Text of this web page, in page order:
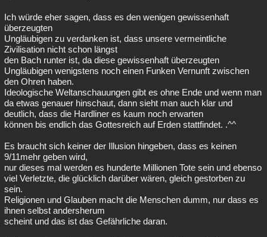
Ich würde eher sagen, dass es den wenigen gewissenhaft
überzeugten
Ungläubigen zu verdanken ist, dass unsere vermeintliche
Zivilisation nicht schon längst
den Bach runter ist, da diese gewissenhaft überzeugten
Ungläubigen wenigstens noch einen Funken Vernunft zwischen
den Ohren haben.
Ideologische Weltanschauungen gibt es ohne Ende und wenn man
da etwas genauer hinschaut, dann sieht man auch klar und
deutlich, dass die Hardliner es kaum noch erwarten
können bis endlich das Gottesreich auf Erden stattfindet. .^^
Es braucht sich keiner der Illusion hingeben, dass es keinen
9/11mehr geben wird,
nur dieses mal werden es hunderte Millionen Tote sein und ebenso
viel Verletzte, die glücklich darüber wären, gleich gestorben zu
sein.
Religionen und Glauben macht die Menschen dumm, nur dass es
ihnen selbst andersherum
scheint und das ist das Gefährliche daran.